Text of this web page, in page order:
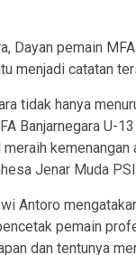
Dayan pemain
menjadi catatan
tidak hanya
Banjarnegara U-
Jenar Muda
Antoro
pemain
dan tentunya